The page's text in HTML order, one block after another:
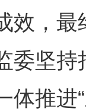
，最
委坚
体推进